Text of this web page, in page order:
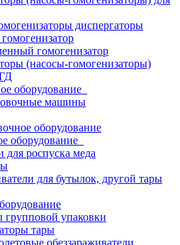
диспергаторы
гомогенизатор
(насосы-гомогенизаторы)
оборудование
машины
оборудование
оборудование
для роспуска меда
для бутылок, другой тары
групповой упаковки
тары
обеззараживатели